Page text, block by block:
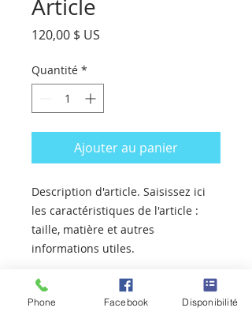
Article
120,00 $ US
Quantité *
Ajouter au panier
Description d'article. Saisissez ici
les caractéristiques de l'article :
taille, matière et autres
informations utiles.
DÉTAILS D'ARTICLE
Phone Facebook Disponibilité